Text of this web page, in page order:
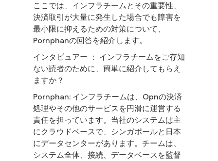
ここでは、インフラチームとその重要性、
決済取引が大量に発生した場合でも障害を
最小限に抑えるための対策について、
Pornphanの回答を紹介します。
インタビュアー ： インフラチームをご存知
ない読者のために、簡単に紹介してもらえ
ますか？
Pornphan: インフラチームは、Opnの決済
処理やその他のサービスを円滑に運営する
責任を担っています。当社のシステムは主
にクラウドベースで、シンガポールと日本
にデータセンターがあります。チームは、
システム全体、接続、データベースを監督